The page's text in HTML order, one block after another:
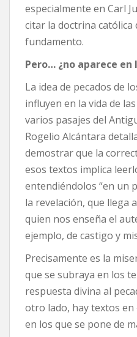
especialmente en Carl
citar la doctrina católica
fundamento.
Pero… ¿no aparece en
La idea de pecados de
influyen en la vida de
varios pasajes del
Rogelio Alcántara
demostrar que la
esos textos implica
entendiéndolos “en un
la revelación, que llega
quien nos enseña el
ejemplo, de castigo y
Precisamente es la
que se subraya en los
respuesta divina al
otro lado, hay textos
en los que se pone de